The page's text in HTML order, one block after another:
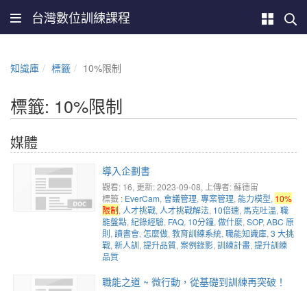
台灣數位訓練課程
知識庫 標籤 10%限制
標籤: 10%限制
媒體
導入企劃書
觀看: 16, 更新: 2023-09-08, 上傳者: 蘇德宙
標籤 : EverCam, 會議管理, 專案管理, 能力模型, 10%
限制, 人才挑戰, 人才挑戰解法, 10倍速, 馬克吐溫, 職
能盤點, 紀錄經驗, FAQ, 10分鐘, 做什麼, SOP, ABC 原
則, 讀書會, 怎麼做, 教育訓練系統, 職能知識庫, 3 大挑
戰, 新人訓, 提升品質, 案例錄影, 訓練計畫, 提升訓練
品質
職能之道 ~ 微行動，從基礎到訓練再突破！